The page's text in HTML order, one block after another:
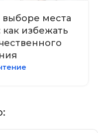
места
избежать